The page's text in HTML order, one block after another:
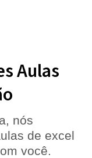
Aulas
nós
de excel
você.